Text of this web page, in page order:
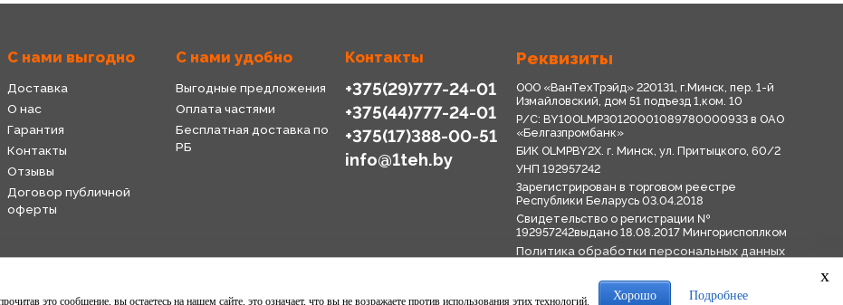
С нами выгодно
Доставка
О нас
Гарантия
Контакты
Отзывы
Договор публичной
оферты
С нами удобно
Выгодные предложения
Оплата частями
Бесплатная доставка по
РБ
Контакты
+375(29)777-24-01
+375(44)777-24-01
+375(17)388-00-51
info@1teh.by
Реквизиты
ООО «ВанТехТрэйд» 220131, г.Минск, пер. 1-й
Измайловский, дом 51 подъезд 1,ком. 10
Р/С: BY10OLMP30120001089780000933 в OАО
«Белгазпромбанк»
БИК OLMPBY2X. г. Минск, ул. Притыцкого, 60/2
УНП 192957242
Зарегистрирован в торговом реестре
Республики Беларусь 03.04.2018
Свидетельство о регистрации №
192957242выдано 18.08.2017 Мингориспоплком
Политика обработки персональных данных
Политика в отношении обработки файлов
x
это сообщение, вы остаетесь на нашем сайте, это означает, что вы не возражаете против использования этих технологий. Хорошо Подробнее